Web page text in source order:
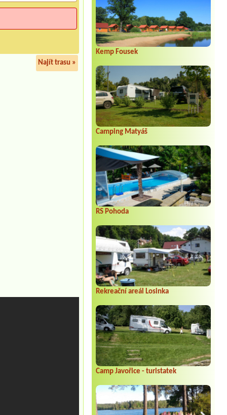
Kemp Fousek
Camping Matyáš
RS Pohoda
Rekreační areál Losinka
Camp Javořice - turistatek
Najít trasu »